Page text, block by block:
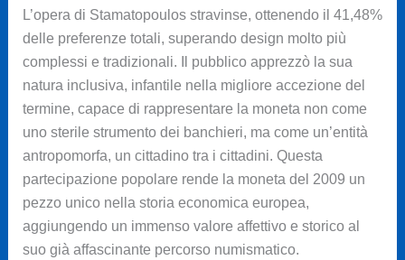
L’opera di Stamatopoulos stravinse, ottenendo il 41,48%
delle preferenze totali, superando design molto più
complessi e tradizionali. Il pubblico apprezzò la sua
natura inclusiva, infantile nella migliore accezione del
termine, capace di rappresentare la moneta non come
uno sterile strumento dei banchieri, ma come un’entità
antropomorfa, un cittadino tra i cittadini. Questa
partecipazione popolare rende la moneta del 2009 un
pezzo unico nella storia economica europea,
aggiungendo un immenso valore affettivo e storico al
suo già affascinante percorso numismatico.